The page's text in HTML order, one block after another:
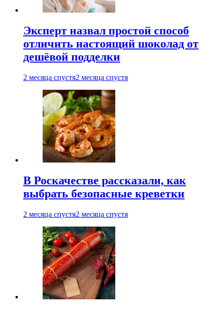
Эксперт назвал простой способ
отличить настоящий шоколад от
дешёвой подделки
2 месяца спустя2 месяца спустя
В Роскачестве рассказали, как
выбрать безопасные креветки
2 месяца спустя2 месяца спустя